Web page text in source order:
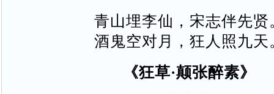
青山埋李仙，宋志伴先贤
酒鬼空对月，狂人照九天
《狂草·颠张醉素》